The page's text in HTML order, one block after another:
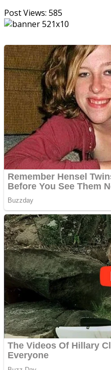
Post Views: 585